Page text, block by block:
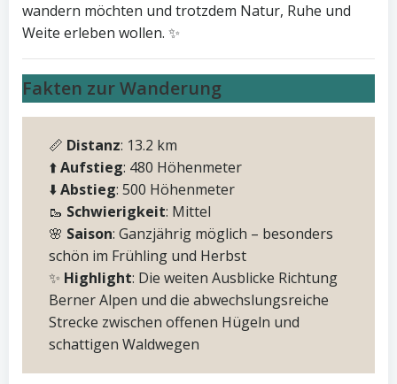
wandern möchten und trotzdem Natur, Ruhe und
Weite erleben wollen. ✨
Fakten zur Wanderung
📏 Distanz: 13.2 km
⬆️Aufstieg: 480 Höhenmeter
⬇️Abstieg: 500 Höhenmeter
🥾 Schwierigkeit: Mittel
🌸 Saison: Ganzjährig möglich – besonders
schön im Frühling und Herbst
✨ Highlight: Die weiten Ausblicke Richtung
Berner Alpen und die abwechslungsreiche
Strecke zwischen offenen Hügeln und
schattigen Waldwegen